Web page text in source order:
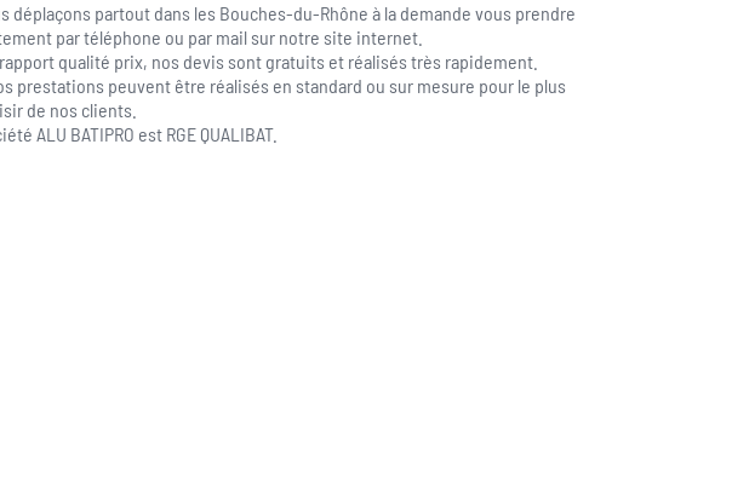
déplaçons partout dans les Bouches-du-Rhône à la demande vous prendre
par téléphone ou par mail sur notre site internet.
qualité prix, nos devis sont gratuits et réalisés très rapidement.
prestations peuvent être réalisés en standard ou sur mesure pour le plus
de nos clients.
ALU BATIPRO est RGE QUALIBAT.